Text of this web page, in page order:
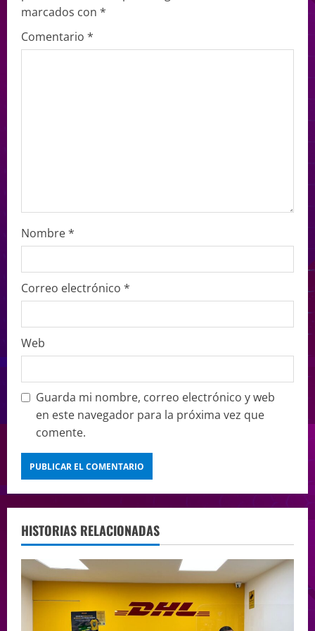
marcados con *
Comentario *
Nombre*
Correo electrónico *
Web
Guarda mi nombre, correo electrónico y web
en este navegador para la próxima vez que
comente.
HISTORIAS RELACIONADAS